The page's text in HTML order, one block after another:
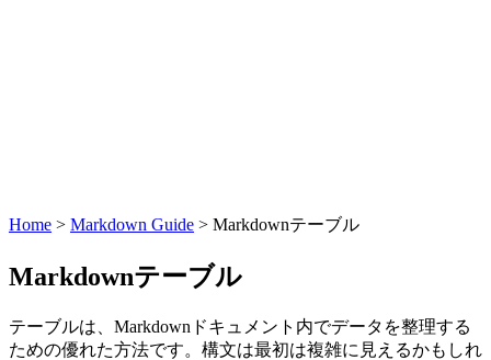
Home > Markdown Guide > Markdownテーブル
Markdownテーブル
テーブルは、Markdownドキュメント内でデータを整理する
ための優れた方法です。構文は最初は複雑に見えるかもしれ